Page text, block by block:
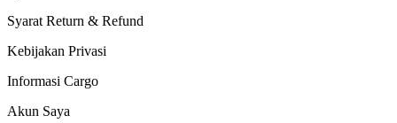
Syarat Return & Refund
Kebijakan Privasi
Informasi Cargo
Akun Saya